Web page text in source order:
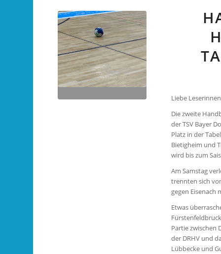
Liebe
Die zweite
der TSV Bayer
Platz in der
Bietigheim und
wird bis zum
Am Samstag
trennten sich
gegen Eisenach
Etwas
Partie zwischen
der DRHV und
Lübbecke und